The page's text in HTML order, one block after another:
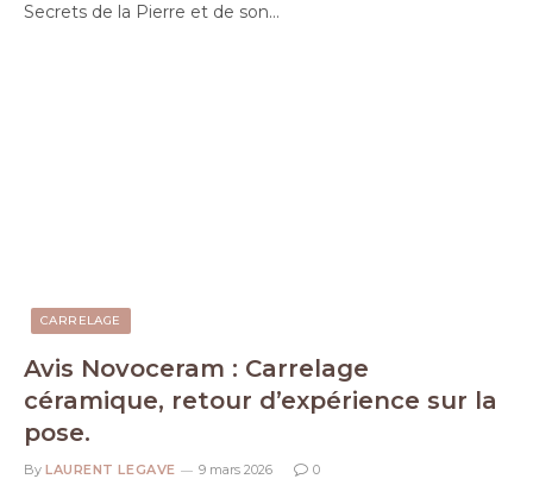
Secrets de la Pierre et de son…
CARRELAGE
Avis Novoceram : Carrelage
céramique, retour d’expérience sur la
pose.
By LAURENT LEGAVE 9 mars 2026 0